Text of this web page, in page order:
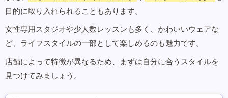
目的に取り入れられることもあります。
女性専用スタジオや少人数レッスンも多く、かわいいウェアな
ど、ライフスタイルの一部として楽しめるのも魅力です。
店舗によって特徴が異なるため、まずは自分に合うスタイルを
見つけてみましょう。